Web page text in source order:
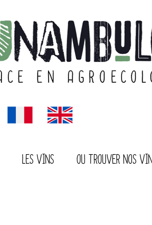
LES VINS OU TROUVER NOS